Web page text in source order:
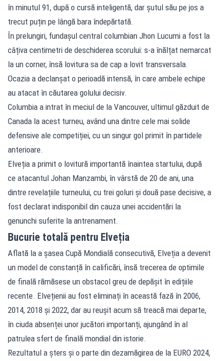
în minutul 91, după o cursă inteligentă, dar șutul său pe jos a
trecut puțin pe lângă bara îndepărtată.
În prelungiri, fundașul central columbian Jhon Lucumi a fost la
câțiva centimetri de deschiderea scorului: s-a înălțat nemarcat
la un corner, însă lovitura sa de cap a lovit transversala.
Ocazia a declanșat o perioadă intensă, în care ambele echipe
au atacat în căutarea golului decisiv.
Columbia a intrat în meciul de la Vancouver, ultimul găzduit de
Canada la acest turneu, având una dintre cele mai solide
defensive ale competiției, cu un singur gol primit în partidele
anterioare.
Elveția a primit o lovitură importantă înaintea startului, după
ce atacantul Johan Manzambi, în vârstă de 20 de ani, una
dintre revelațiile turneului, cu trei goluri și două pase decisive, a
fost declarat indisponibil din cauza unei accidentări la
genunchi suferite la antrenament.
Bucurie totală pentru Elveția
Aflată la a șasea Cupă Mondială consecutivă, Elveția a devenit
un model de constanță în calificări, însă trecerea de optimile
de finală rămăsese un obstacol greu de depășit în edițiile
recente. Elvețienii au fost eliminați în această fază în 2006,
2014, 2018 și 2022, dar au reușit acum să treacă mai departe,
în ciuda absenței unor jucători importanți, ajungând în al
patrulea sfert de finală mondial din istorie.
Rezultatul a șters și o parte din dezamăgirea de la EURO 2024,